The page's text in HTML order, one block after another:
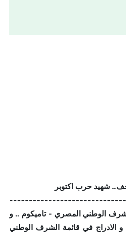
الشرف الوطني المصري - تاميكوم .. و
الادراج في قائمة الشرف الوطني